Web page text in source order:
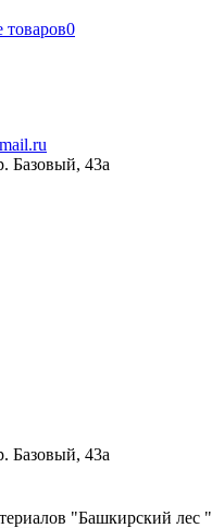
товаров0
Базовый, 43а
Базовый, 43а
"Башкирский лес "